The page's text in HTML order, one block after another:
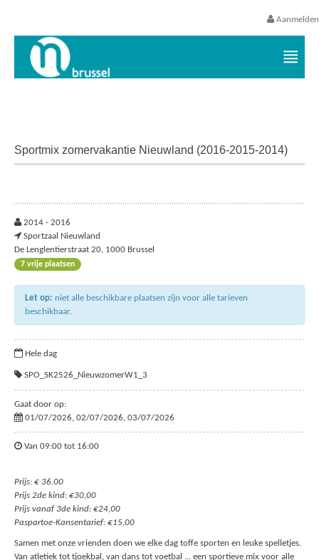
Aanmelden
Sportmix zomervakantie Nieuwland (2016-2015-2014)
2014 - 2016
Sportzaal Nieuwland
De Lenglentierstraat 20, 1000 Brussel
7 vrije plaatsen
Let op: niet alle beschikbare plaatsen zijn voor alle tarieven
beschikbaar.
Hele dag
SPO_SK2526_NieuwzomerW1_3
Gaat door op:
01/07/2026, 02/07/2026, 03/07/2026
Van 09:00 tot 16:00
Prijs: € 36.00
Prijs 2de kind: €30,00
Prijs vanaf 3de kind: €24,00
Paspartoe-Kansentarief: €15,00
Samen met onze vrienden doen we elke dag toffe sporten en leuke spelletjes.
Van atletiek tot tjoekbal, van dans tot voetbal ... een sportieve mix voor alle